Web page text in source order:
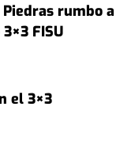
Piedras rumbo a
FISU
el 3×3